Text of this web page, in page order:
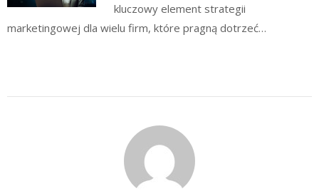
kluczowy element strategii
marketingowej dla wielu firm, które pragną dotrzeć…